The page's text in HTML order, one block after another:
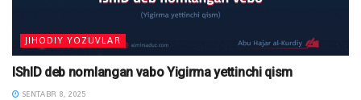
JIHODIY YOZUVLAR
IShID deb nomlangan vabo Yigirma yettinchi qism
SENTABR 8, 2025